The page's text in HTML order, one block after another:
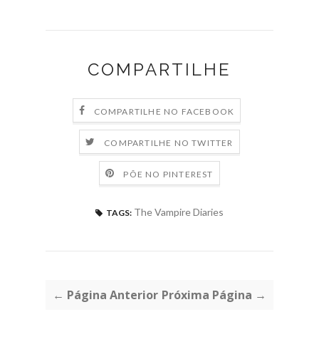
COMPARTILHE
COMPARTILHE NO FACEBOOK
COMPARTILHE NO TWITTER
PÕE NO PINTEREST
TAGS: The Vampire Diaries
← Página Anterior Próxima Página →